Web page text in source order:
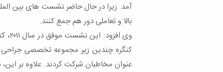
آمد. زیرا در حال حاضر نشست های بین
بالا و تعاملی دور هم جمع کنند.
کنگره چندین زیر مجموعه تخصصی جراحی
عنوان مخاطبان شرکت کردند. علاوه بر